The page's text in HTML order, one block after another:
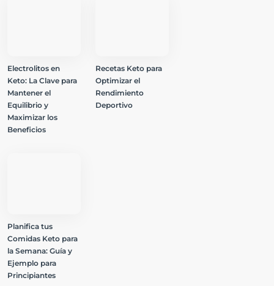
Electrolitos en
Keto: La Clave para
Mantener el
Equilibrio y
Maximizar los
Beneficios
Recetas Keto para
Optimizar el
Rendimiento
Deportivo
Planifica tus
Comidas Keto para
la Semana: Guía y
Ejemplo para
Principiantes